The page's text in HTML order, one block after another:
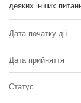
деяких інших
Дата початку дії
Дата прийняття
Статус